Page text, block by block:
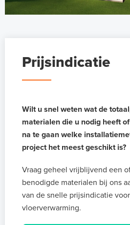
Prijsindicatie
Wilt u snel weten wat de
materialen die u nodig heeft
na te gaan welke
project het meest geschikt is?
Vraag geheel vrijblijvend een
benodigde materialen bij ons
van de snelle prijsindicatie
vloerverwarming.